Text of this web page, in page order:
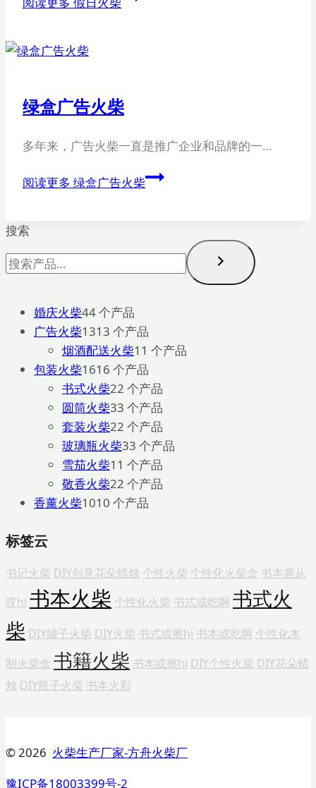
绿盒广告火柴
多年来，广告火柴一直是推广企业和品牌的一…
阅读更多 绿盒广告火柴
搜索
婚庆火柴44 个产品
广告火柴1313 个产品
烟酒配送火柴1 1 个产品
包装火柴1616 个产品
书式火柴22 个产品
圆筒火柴33 个产品
套装火柴22 个产品
玻璃瓶火柴33 个产品
雪茄火柴1 1 个产品
敬香火柴22 个产品
香薰火柴1010 个产品
标签云
书记火柴 DIY创意花朵蜡烛 个性火柴 个性化火柴盒 书本扈从
哎hi 书本火柴 个性化火柴 书式或吃啊 书式火
柴 DIY罐子火柴 DIY火柴 书式或擦hi 书本或吃啊 个性化木
制火柴盒 书籍火柴 书本或擦hi DIY个性火柴 DIY花朵蜡
烛 DIY瓶子火柴 书本火彩
© 2026 火柴生产厂家-方舟火柴厂
豫ICP备18003399号-2